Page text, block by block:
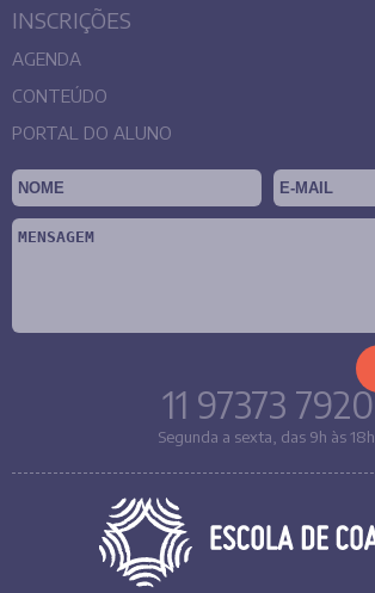
INSCRIÇÕES
AGENDA
CONTEÚDO
PORTAL DO ALUNO
11 97373 7920
Segunda a sexta, das 9h às 18h.